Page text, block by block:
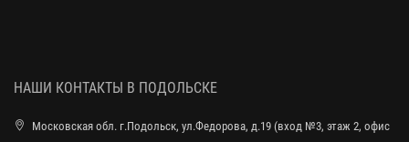
НАШИ КОНТАКТЫ В ПОДОЛЬСКЕ
Московская обл. г.Подольск, ул.Федорова, д.19 (вход №3, этаж 2, офис